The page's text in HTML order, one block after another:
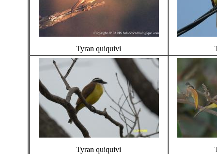
Tyran quiquivi
Tyran quiquivi